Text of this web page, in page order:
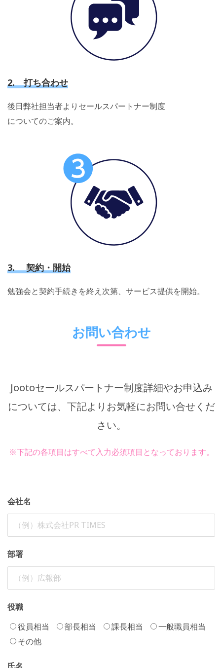
2. 打ち合わせ
後日弊社担当者よりセールスパートナー制度
についてのご案内。
3. 契約・開始
勉強会と契約手続きを終え次第、サービス提供を開始。
お問い合わせ
Jootoセールスパートナー制度詳細やお申込み
については、下記よりお気軽にお問い合せくだ
さい。
※下記の各項目はすべて入力必須項目となっております。
会社名
部署
役職
役員相当
部長相当 課長相当
一般職員相当
その他